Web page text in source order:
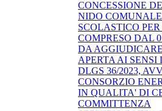
CONCESSIONE
NIDO
SCOLASTICO
COMPRESO DAL
DA
APERTA AI SENSI
DLGS 36/2023,
CONSORZIO
IN QUALITA' DI
COMMITTENZA